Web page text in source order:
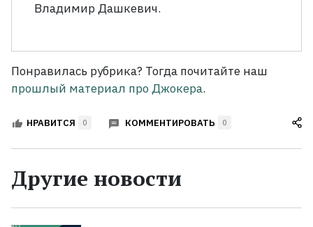
Владимир Дашкевич.
Понравилась рубрика? Тогда почитайте наш
прошлый материал про Джокера.
НРАВИТСЯ 0 КОММЕНТИРОВАТЬ 0
Другие новости